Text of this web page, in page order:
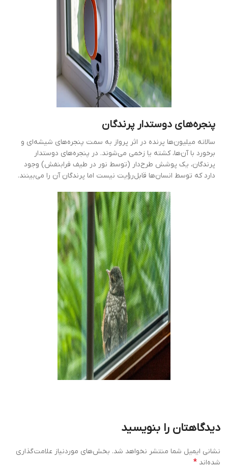
پنجره‌های دوستدار پرندگان
سالانه میلیون‌ها پرنده در اثر پرواز به سمت پنجره‌های شیشه‌ای و
برخورد با آن‌ها، کشته یا زخمی می‌شوند. در پنجره‌های دوستدار
پرندگان، یک پوشش طرح‌دار (توسط نور در طیف فرابنفش) وجود
دارد که توسط انسان‌ها قابل‌رؤیت نیست اما پرندگان آن را می‌بینند.
دیدگاهتان را بنویسید
نشانی ایمیل شما منتشر نخواهد شد. بخش‌های موردنیاز علامت‌گذاری
شده‌اند *